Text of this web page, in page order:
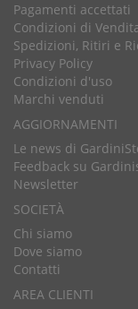
Pagamenti accettati
Condizioni di
Spedizioni, Ritiri e
Privacy Policy
Condizioni d'uso
Marchi venduti
AGGIORNAMENTI
Le news di
Feedback su
Newsletter
SOCIETÀ
Chi siamo
Dove siamo
Contatti
AREA CLIENTI